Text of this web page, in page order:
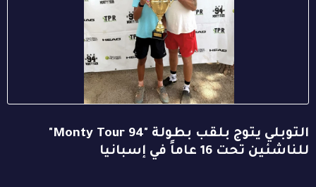
التوبلي يتوج بلقب بطولة "94 Monty Tour"
للناشئين تحت 16 عاماً في إسبانيا